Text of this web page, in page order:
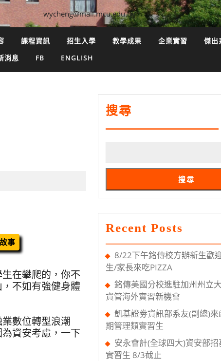
wycheng@mail.mcu.edu.tw
課程資訊 招生入學 教學成果 企業實習
傑出
消息 FB ENGLISH
事
在攀爬的，你不
不如有強健身體
數位轉型浪潮
資安考慮，一下
搜尋
搜尋
Recent Posts
8/22下午銘傳校方辦新生歡
生/家長來吃PIZZA
銘傳美國分校進駐加州州立
資管海外實習新機會
凱基證劵資訊部系友(副總)
期管理類實習生
安永會計(全球四大)資安部
實習生 8/3截止